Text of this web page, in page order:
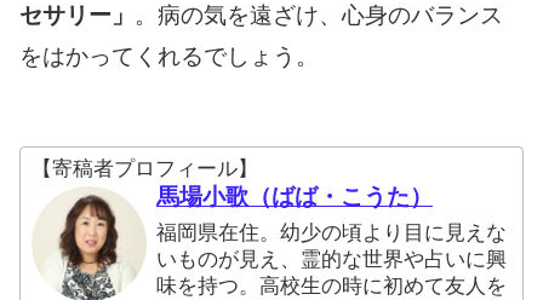
セサリー」 。病の気を遠ざけ、心身のバランス
をはかってくれるでしょう。
【寄稿者プロフィール】
馬場小歌（ばば・こうた）
福岡県在住。幼少の頃より目に見えな
いものが見え、霊的な世界や占いに興
味を持つ。高校生の時に初めて友人を